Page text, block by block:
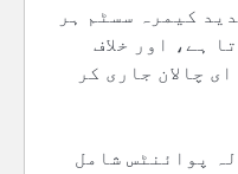
کیمرہ سسٹم ہر
ہے، اور خلاف
چالان جاری کر
پوائنٹس شامل